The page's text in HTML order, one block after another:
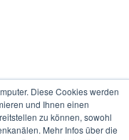
Diese Cookies werden
und Ihnen einen
zu können, sowohl
Mehr Infos über die